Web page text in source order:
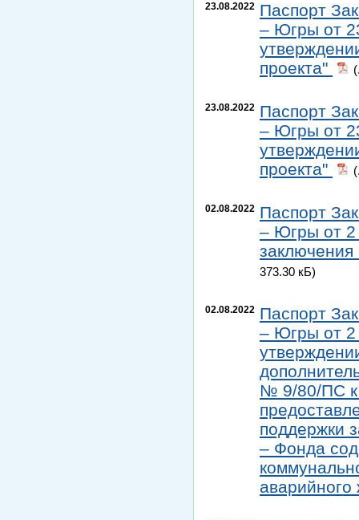
23.08.2022 Паспорт
– Югры от
проекта"
23.08.2022 Паспорт
– Югры от
проекта"
02.08.2022 Паспорт
– Югры от 2
373.30 кБ)
02.08.2022 Паспорт
– Югры от 2
№ 9/80/ПС к
поддержки
– Фонда